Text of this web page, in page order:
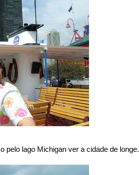
pelo lago Michigan ver a cidade de longe.